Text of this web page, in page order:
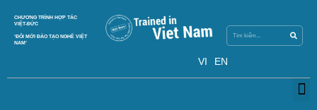
CHƯƠNG TRÌNH HỢP TÁC
VIỆT-ĐỨC
‘ĐỔI MỚI ĐÀO TẠO NGHỀ VIỆT
NAM’
VI EN